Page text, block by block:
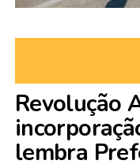
Revolução
lembra